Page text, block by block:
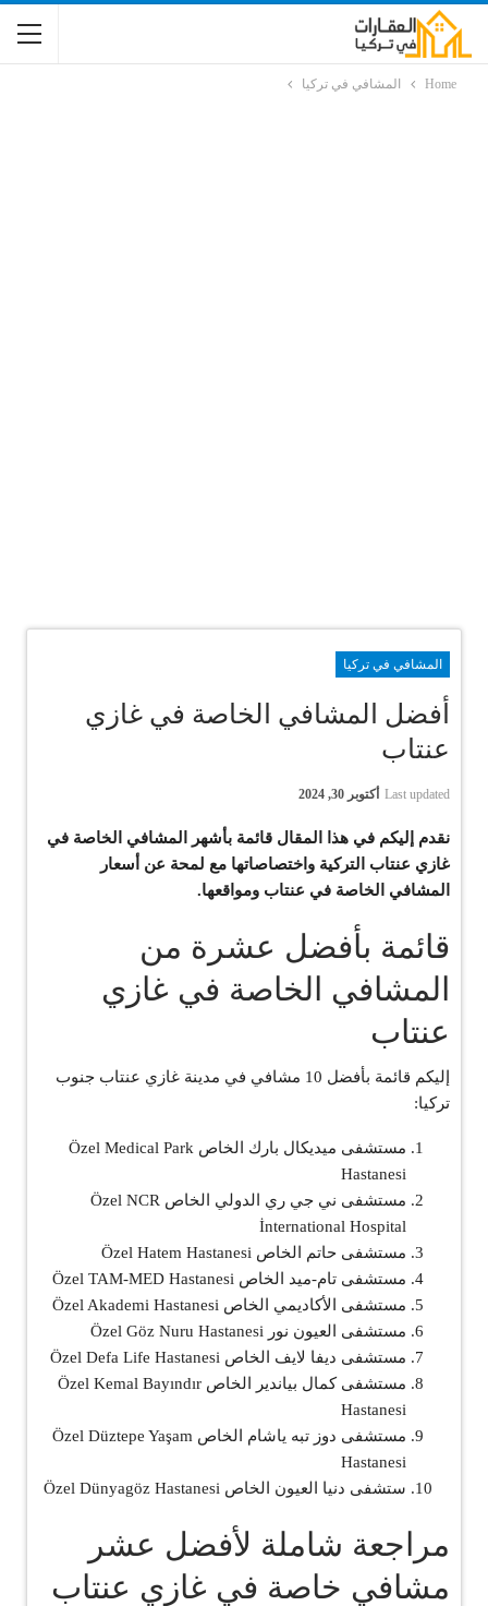
Home المشافي في تركيا
المشافي في تركيا
أفضل المشافي الخاصة في غازي
عنتاب
Last updated أكتوبر 30, 2024
نقدم إليكم في هذا المقال قائمة بأشهر المشافي الخاصة في
غازي عنتاب التركية واختصاصاتها مع لمحة عن أسعار
المشافي الخاصة في عنتاب ومواقعها.
قائمة بأفضل عشرة من
المشافي الخاصة في غازي
عنتاب
إليكم قائمة بأفضل 10 مشافي في مدينة غازي عنتاب جنوب
تركيا:
مستشفى ميديكال بارك الخاص Özel Medical Park
Hastanesi
مستشفى ني جي ري الدولي الخاص Özel NCR
İnternational Hospital
مستشفى حاتم الخاص Özel Hatem Hastanesi
مستشفى تام-ميد الخاص Özel TAM-MED Hastanesi
مستشفى الأكاديمي الخاص Özel Akademi Hastanesi
مستشفى العيون نور Özel Göz Nuru Hastanesi
مستشفى ديفا لايف الخاص Özel Defa Life Hastanesi
مستشفى كمال بياندير الخاص Özel Kemal Bayındır
Hastanesi
مستشفى دوز تبه ياشام الخاص Özel Düztepe Yaşam
Hastanesi
ستشفى دنيا العيون الخاص Özel Dünyagöz Hastanesi
مراجعة شاملة لأفضل عشر
مشافي خاصة في غازي عنتاب